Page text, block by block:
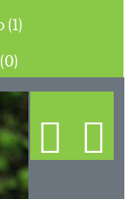
Ejemplares de herbario (1)
Cortes microscópicos (0)